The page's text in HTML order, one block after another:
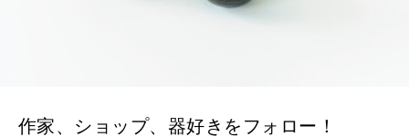
知る、考える
作家、ショップ、器好きをフォロー！